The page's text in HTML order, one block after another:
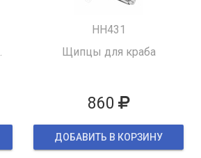
HH431
Щипцы для краба
860
ДОБАВИТЬ В КОРЗИНУ